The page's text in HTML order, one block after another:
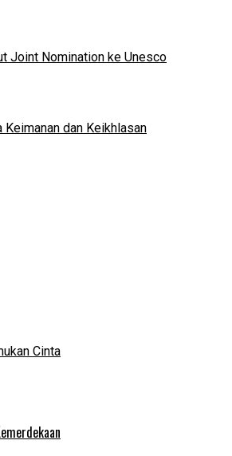
Joint Nomination ke Unesco
Keimanan dan Keikhlasan
Cinta